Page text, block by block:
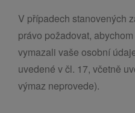
V případech stanovených
právo požadovat,
vymazali vaše osobní
uvedené v čl. 17, včetně
výmaz neprovede).